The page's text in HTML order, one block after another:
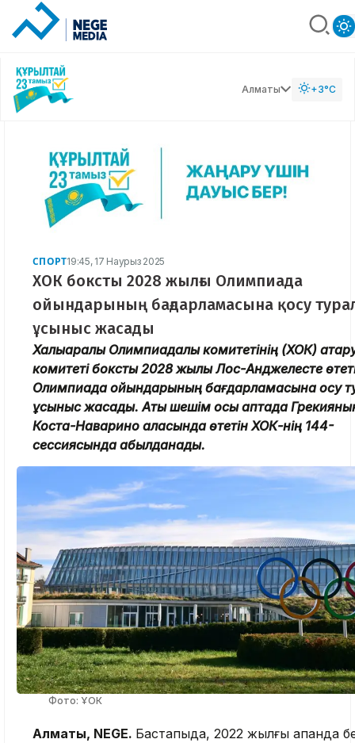
Алматы +3°C
СПОРТ19:45, 17 Наурыз 2025
ХОК боксты 2028 жылғы Олимпиада
ойындарының бағдарламасына қосу
ұсыныс жасады
Халықаралық Олимпиадалық комитетінің (ХОК)
комитеті боксты 2028 жылы Лос-Анджелесте
Олимпиада ойындарының бағдарламасына қосу
ұсыныс жасады. Ақтық шешім осы аптада
Коста-Наварино қаласында өтетін ХОК-нің 144-
сессиясында қабылданады.
Фото: ҰОК
Алматы, NEGE. Бастапқыда, 2022 жылғы ақпанда